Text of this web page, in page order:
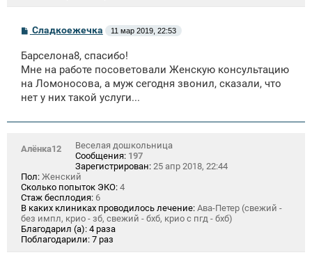
С
о
б
щ
н
и
Сладкоежечка 11 мар 2019, 22:53
Барселона8, спасибо!
Мне на работе посоветовали Женскую консультацию
на Ломоносова, а муж сегодня звонил, сказали, что
нет у них такой услуги...
Алёнка12
Веселая дошкольница
Сообщения: 197
Зарегистрирован: 25 апр 2018, 22:44
Пол: Женский
Сколько попыток ЭКО: 4
Стаж бесплодия: 6
В каких клиниках проводилось лечение: Ава-Петер (свежий -
без импл, крио - зб, свежий - бхб, крио с пгд - бхб)
Благодарил (а): 4 раза
Поблагодарили: 7 раз